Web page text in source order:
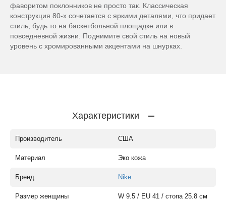
фаворитом поклонников не просто так. Классическая
конструкция 80-х сочетается с яркими деталями, что придает
стиль, будь то на баскетбольной площадке или в
повседневной жизни. Поднимите свой стиль на новый
уровень с хромированными акцентами на шнурках.
Характеристики
Производитель США
Материал Эко кожа
Бренд Nike
Размер женщины W 9.5 / EU 41 / стопа 25.8 см